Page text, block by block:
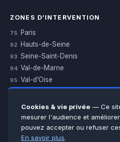
ZONES D’INTERVENTION
75 Paris
92 Hauts-de-Seine
93 Seine-Saint-Denis
94 Val-de-Marne
95 Val-d’Oise
Essonne
Seine-et-Marne
Voir toutes les villes →
Cookies & vie privée — Ce
mesurer l'audience et
pouvez accepter ou refuser
En savoir plus.